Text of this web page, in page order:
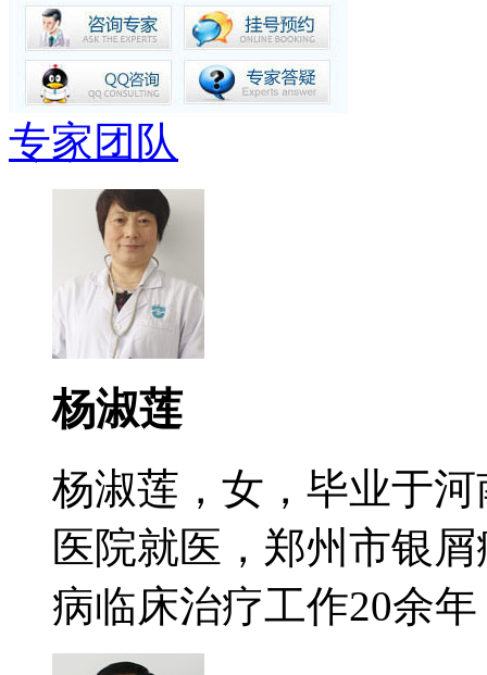
专家团队
杨淑莲
杨淑莲，女，毕业于
医院就医，郑州市银
病临床治疗工作20余